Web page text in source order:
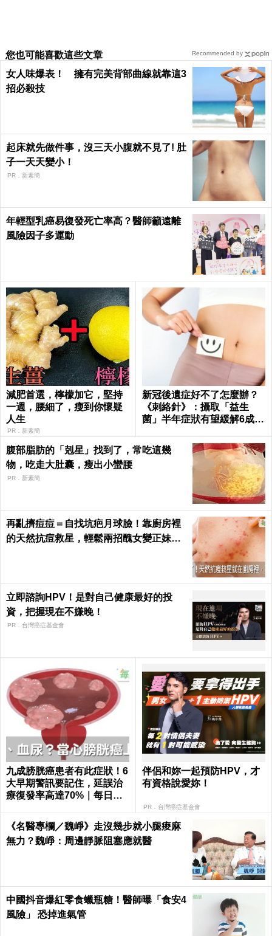
您也可能喜歡這些文章
女人味爆表！ 擁有完美背部曲線就靠這3
招必殺技
起床就先做件事，沒三天小腹就不見了! 肚
子一天天變小！
PR．新素簡
年輕型乳癌易復發死亡率高？醫師籲遠離
風險因子多運動
減肥首選，檸檬加它，堅持
一週，腰細了，瘦到你懷疑
人生
PR．新素簡
新冠後遺症好不了怎麼辦？
《刺絡針》：攝取「益生
菌」半年症狀有望緩解6成以
腹部脂肪的「剋星」找到了，常吃這幾
物，吃走大肚囊，瘦出小蠻腰
PR．新素簡
再亂擠痘痘＝自找坑疤月球臉！靠廚房裡
的天然抗痘救星，輕鬆兩招醜女變正妹｜
立即諮詢HPV！是對自己健康最好的投
資，把握現在不嫌晚！
PR．台灣癌症基金會
九成膀胱癌患者有此症狀！6
大早期警訊要記住，延誤治
療復發率高達70%｜每日健
伴侶和妳一起預防HPV，才
有資格說愛妳！
PR．台灣癌症基金會
《名醫專欄／魏崢》走沒幾步就小腿痠麻
無力？魏崢：周邊靜脈阻塞應就醫
中國抖音爆紅零食蠟瓶糖！醫師曝「食安4
風險」 恐掉進氣管
Recommended by